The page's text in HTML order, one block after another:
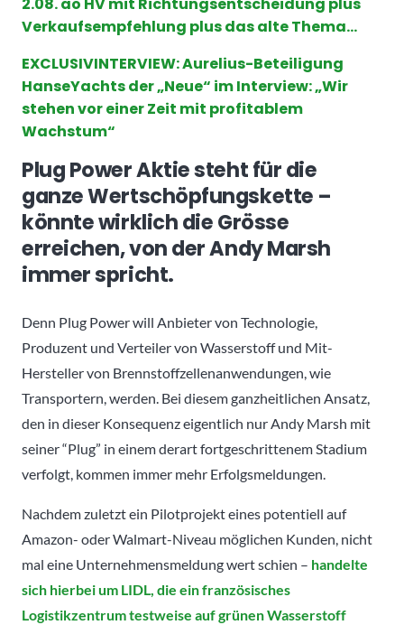
2.08. ao HV mit Richtungsentscheidung plus
Verkaufsempfehlung plus das alte Thema…
EXCLUSIVINTERVIEW: Aurelius-Beteiligung
HanseYachts der „Neue“ im Interview: „Wir
stehen vor einer Zeit mit profitablem
Wachstum“
Plug Power Aktie steht für die
ganze Wertschöpfungskette –
könnte wirklich die Grösse
erreichen, von der Andy Marsh
immer spricht.
Denn Plug Power will Anbieter von Technologie,
Produzent und Verteiler von Wasserstoff und Mit-
Hersteller von Brennstoffzellenanwendungen, wie
Transportern, werden. Bei diesem ganzheitlichen Ansatz,
den in dieser Konsequenz eigentlich nur Andy Marsh mit
seiner “Plug” in einem derart fortgeschrittenem Stadium
verfolgt, kommen immer mehr Erfolgsmeldungen.
Nachdem zuletzt ein Pilotprojekt eines potentiell auf
Amazon- oder Walmart-Niveau möglichen Kunden, nicht
mal eine Unternehmensmeldung wert schien – handelte
sich hierbei um LIDL, die ein französisches
Logistikzentrum testweise auf grünen Wasserstoff